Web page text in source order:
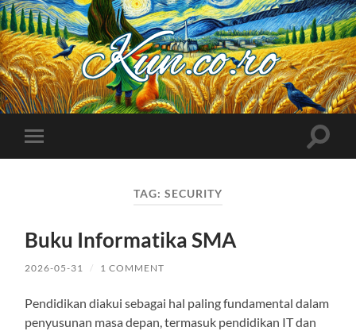
Kuncoro++
Toggle
mobile
Toggle
TAG: SECURITY
Buku Informatika SMA
2026-05-31 / 1 COMMENT
Pendidikan diakui sebagai hal paling fundamental dalam
penyusunan masa depan, termasuk pendidikan IT dan